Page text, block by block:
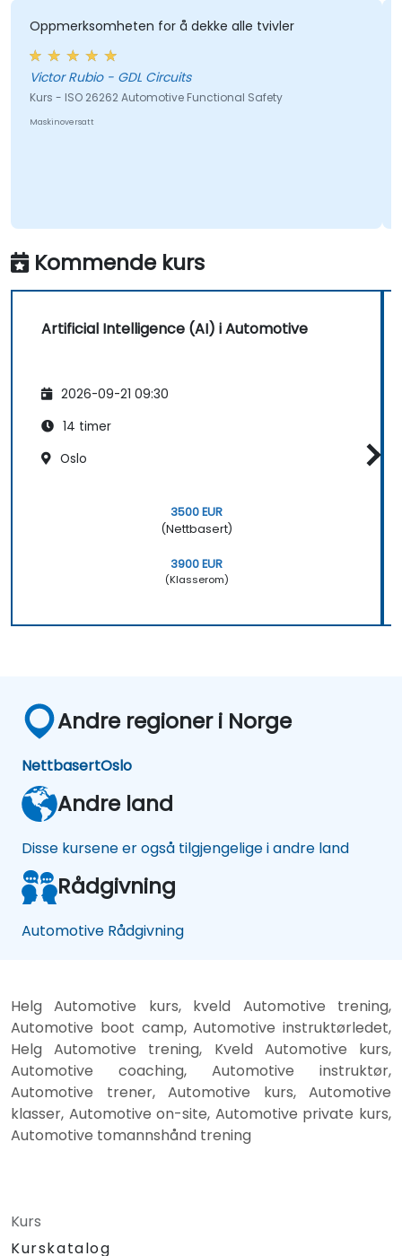
for å dekke alle tvivler
Victor Rubio - GDL Circuits
- ISO 26262 Automotive Functional Safety
Kommende kurs
Artificial Intelligence (AI) i Automotive
2026-09-21 09:30
14 timer
Oslo
3500 EUR
(Nettbasert)
3900 EUR
(Klasserom)
Andre regioner i Norge
NettbasertOslo
Andre land
Disse kursene er også tilgjengelige i andre land
Rådgivning
Automotive Rådgivning
Helg Automotive kurs, kveld Automotive trening,
Automotive boot camp, Automotive instruktørledet,
Helg Automotive trening, Kveld Automotive kurs,
Automotive coaching, Automotive instruktør,
Automotive trener, Automotive kurs, Automotive
klasser, Automotive on-site, Automotive private kurs,
Automotive tomannshånd trening
Kurs
Kurskatalog